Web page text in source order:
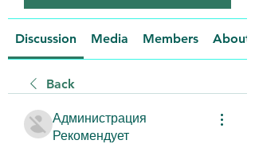
Discussion Media Members About
Back
Администрация
Рекомендует